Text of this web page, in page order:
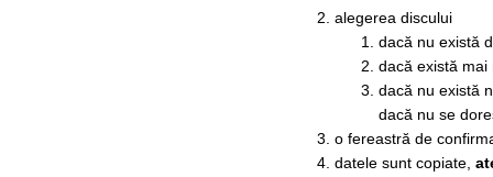
alegerea discului
dacă nu există
dacă există mai
dacă nu există
dacă nu se
o fereastră de
datele sunt copiate,